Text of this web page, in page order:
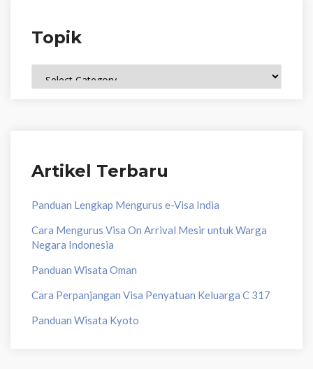
Topik
Artikel Terbaru
Panduan Lengkap Mengurus e-Visa India
Cara Mengurus Visa On Arrival Mesir untuk Warga
Negara Indonesia
Panduan Wisata Oman
Cara Perpanjangan Visa Penyatuan Keluarga C 317
Panduan Wisata Kyoto